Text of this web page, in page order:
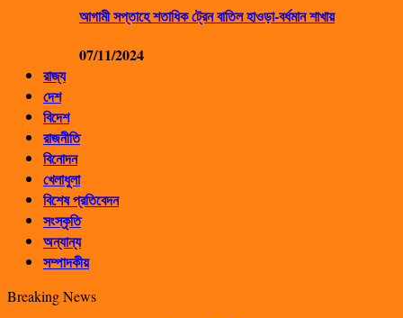
আগামী সপ্তাহে শতাধিক ট্রেন বাতিল হাওড়া-বর্ধমান শাখায়
07/11/2024
রাজ্য
দেশ
বিদেশ
রাজনীতি
বিনোদন
খেলাধুলা
বিশেষ প্রতিবেদন
সংস্কৃতি
অন্যান্য
সম্পাদকীয়
Breaking News